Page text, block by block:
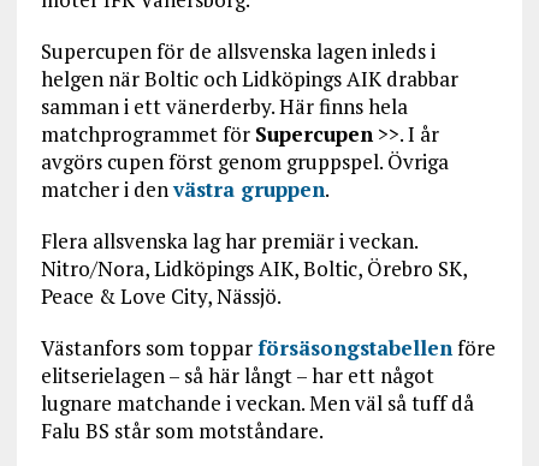
Supercupen för de allsvenska lagen inleds i
helgen när Boltic och Lidköpings AIK drabbar
samman i ett vänerderby. Här finns hela
matchprogrammet för Supercupen >>. I år
avgörs cupen först genom gruppspel. Övriga
matcher i denvästra gruppen.
Flera allsvenska lag har premiär i veckan.
Nitro/Nora, Lidköpings AIK, Boltic, Örebro SK,
Peace & Love City, Nässjö.
Västanfors som topparförsäsongstabellen före
elitserielagen – så här långt – har ett något
lugnare matchande i veckan. Men väl så tuff då
Falu BS står som motståndare.